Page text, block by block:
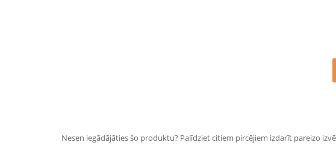
Nesen iegādājāties šo produktu? Palīdziet citiem pircējiem izdarīt pareizo